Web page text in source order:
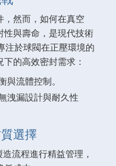
，然而，如何在真空
性與壽命，是現代技術
注於球閥在正壓環境的
的高效密封需求：
與流體控制。
洩漏設計與耐久性
選擇
流程進行精益管理，